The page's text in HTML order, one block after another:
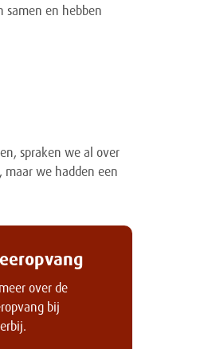
samen en hebben
spraken we al over
maar we hadden een
over de
bij